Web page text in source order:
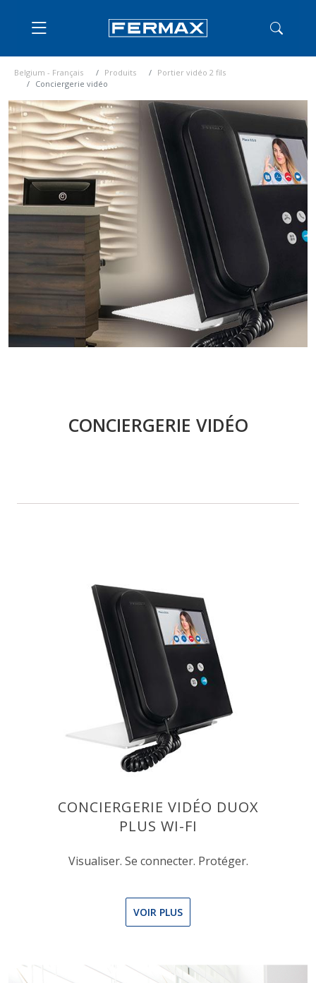
Belgium - Français Produits
Portier vidéo 2 fils
Conciergerie vidéo
CONCIERGERIE VIDÉO
CONCIERGERIE VIDÉO DUOX
PLUS WI-FI
Visualiser. Se connecter. Protéger.
VOIR PLUS